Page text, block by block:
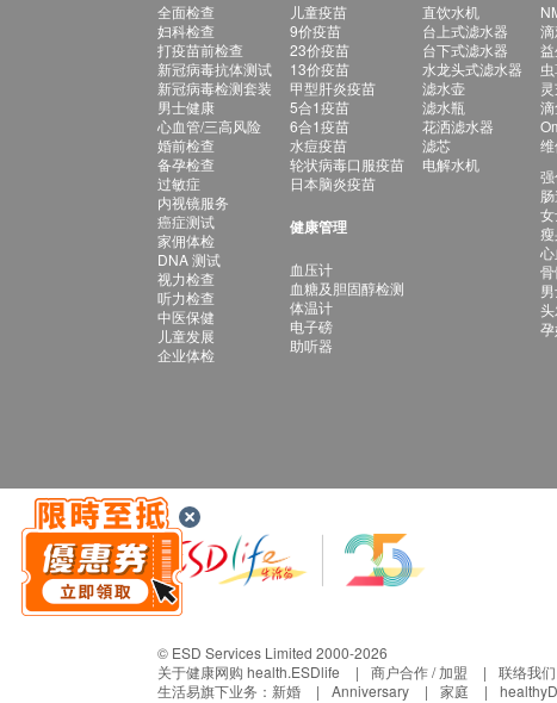
全面检查
妇科检查
打疫苗前检查
新冠病毒抗体测试
新冠病毒检测套装
男士健康
心血管/三高风险
婚前检查
备孕检查
过敏症
内视镜服务
癌症测试
家佣体检
DNA 测试
视力检查
听力检查
中医保健
儿童发展
企业体检
儿童疫苗
9价疫苗
23价疫苗
13价疫苗
甲型肝炎疫苗
5合1疫苗
6合1疫苗
水痘疫苗
轮状病毒口服疫苗
日本脑炎疫苗
健康管理
血压计
血糖及胆固醇检测
体温计
电子磅
助听器
直饮水机
台上式滤水器
台下式滤水器
水龙头式滤水器
滤水壶
滤水瓶
花洒滤水器
滤芯
电解水机
© ESD Services Limited 2000-2026
关于健康网购 health.ESDlife
商户合作 / 加盟 联络我们
生活易旗下业务： 新婚 Anniversary 家庭 healthyD